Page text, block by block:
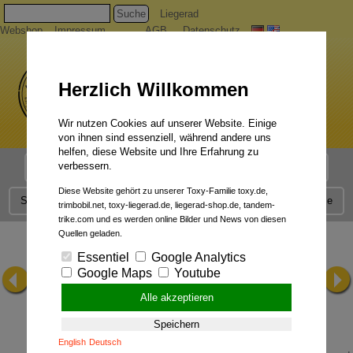
Suche
Liegerad
Webshop
Impressum AGB Datenschutz
Liegerad Modelle
Service Qualität Liegerad News Kontakt Presse
Herzlich Willkommen
Wir nutzen Cookies auf unserer Website. Einige
von ihnen sind essenziell, während andere uns
helfen, diese Website und Ihre Erfahrung zu
verbessern.
Diese Website gehört zu unserer Toxy-Familie toxy.de,
trimbobil.net, toxy-liegerad.de, liegerad-shop.de, tandem-
trike.com und es werden online Bilder und News von diesen
Quellen geladen.
Essentiel
Google Analytics
Google Maps
Youtube
Alle akzeptieren
Speichern
English Deutsch